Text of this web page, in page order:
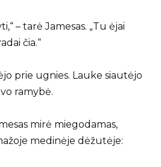
– tarė Jamesas. „Tu ėjai
čia.“
prie ugnies. Lauke siautėjo
ramybė.
mirė miegodamas,
medinėje dėžutėje: